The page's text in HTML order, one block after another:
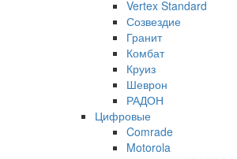
Vertex Standard
Созвездие
Гранит
Комбат
Круиз
Шеврон
РАДОН
Цифровые
Comrade
Motorola